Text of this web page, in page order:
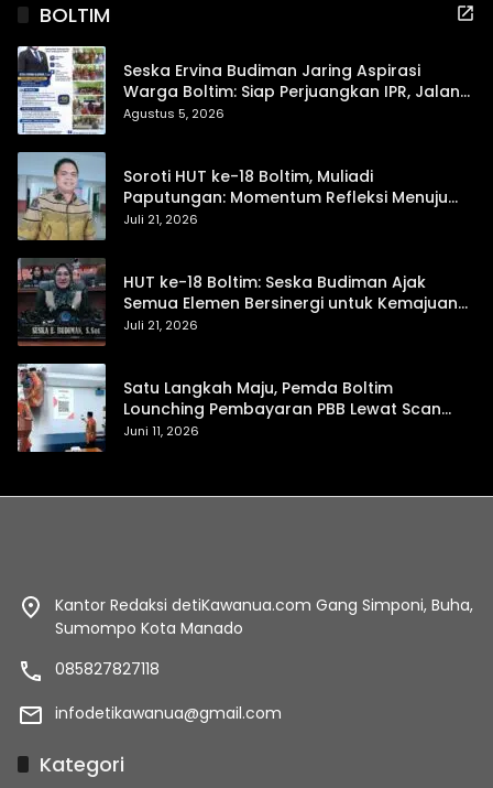
BOLTIM
Seska Ervina Budiman Jaring Aspirasi
Warga Boltim: Siap Perjuangkan IPR, Jalan
Trans, hingga Pemasaran UMKM
Agustus 5, 2026
Soroti HUT ke-18 Boltim, Muliadi
Paputungan: Momentum Refleksi Menuju
Daerah Mandiri dan Berdaya Saing
Juli 21, 2026
HUT ke-18 Boltim: Seska Budiman Ajak
Semua Elemen Bersinergi untuk Kemajuan
Daerah
Juli 21, 2026
Satu Langkah Maju, Pemda Boltim
Lounching Pembayaran PBB Lewat Scan
Qris
Juni 11, 2026
Kantor Redaksi detiKawanua.com Gang Simponi, Buha,
Sumompo Kota Manado
085827827118
infodetikawanua@gmail.com
Kategori